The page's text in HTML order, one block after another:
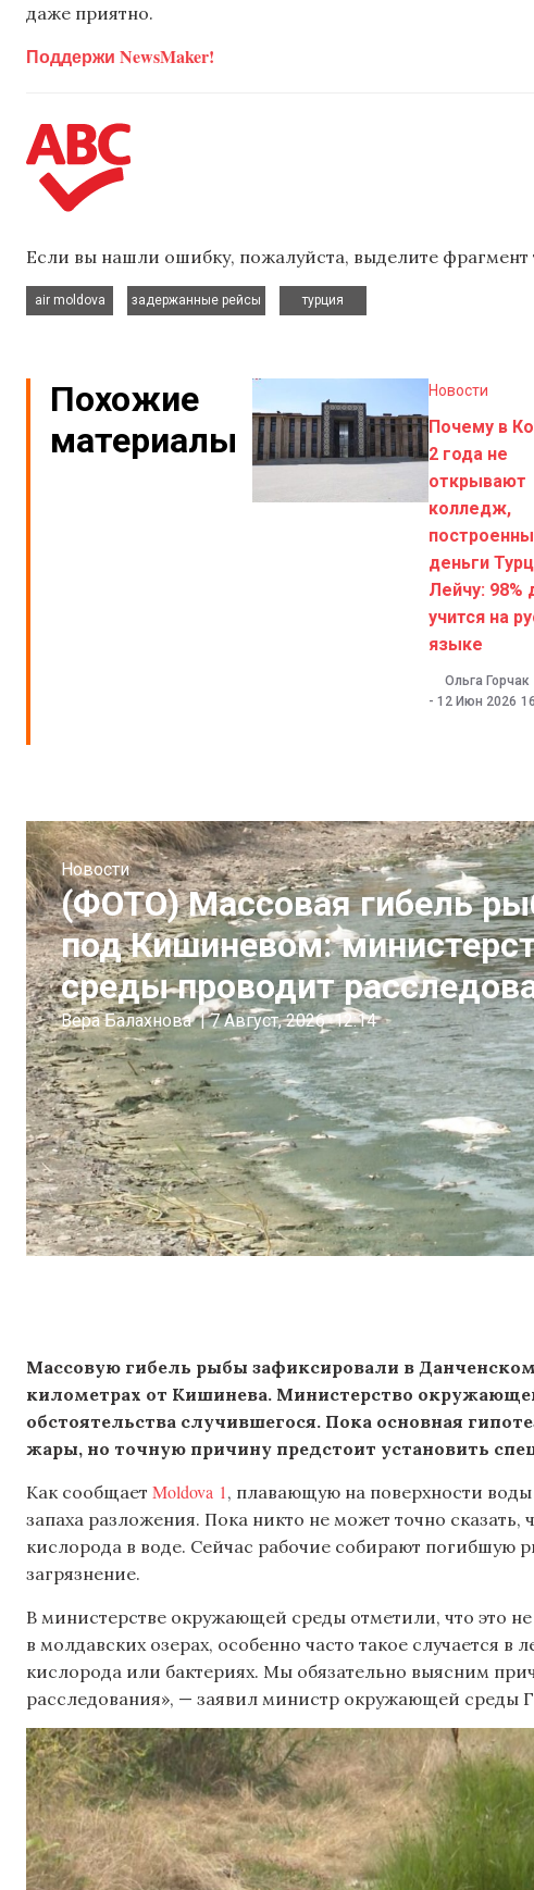
даже приятно.
Поддержи NewsMaker!
Если вы нашли ошибку, пожалуйста, выделите фрагмент
air moldova
задержанные рейсы
турция
Похожие
материалы
Новости
Почему в
2 года не
открывают
колледж,
деньги
Лейчу: 98%
учится на
языке
Ольга Горчак
- 12 Июн 2026
Новости
(ФОТО) Массовая гибель
под Кишиневом:
среды проводит
Вера Балахнова | 7 Август, 2026 12:14
Массовую гибель рыбы зафиксировали в
километрах от Кишинева. Министерство
обстоятельства случившегося. Пока основная
жары, но точную причину предстоит установить
Как сообщает Moldova 1, плавающую на поверхности
запаха разложения. Пока никто не может точно
кислорода в воде. Сейчас рабочие собирают погибшую
загрязнение.
В министерстве окружающей среды отметили, что это
в молдавских озерах, особенно часто такое случается
кислорода или бактериях. Мы обязательно выясним
расследования», — заявил министр окружающей среды